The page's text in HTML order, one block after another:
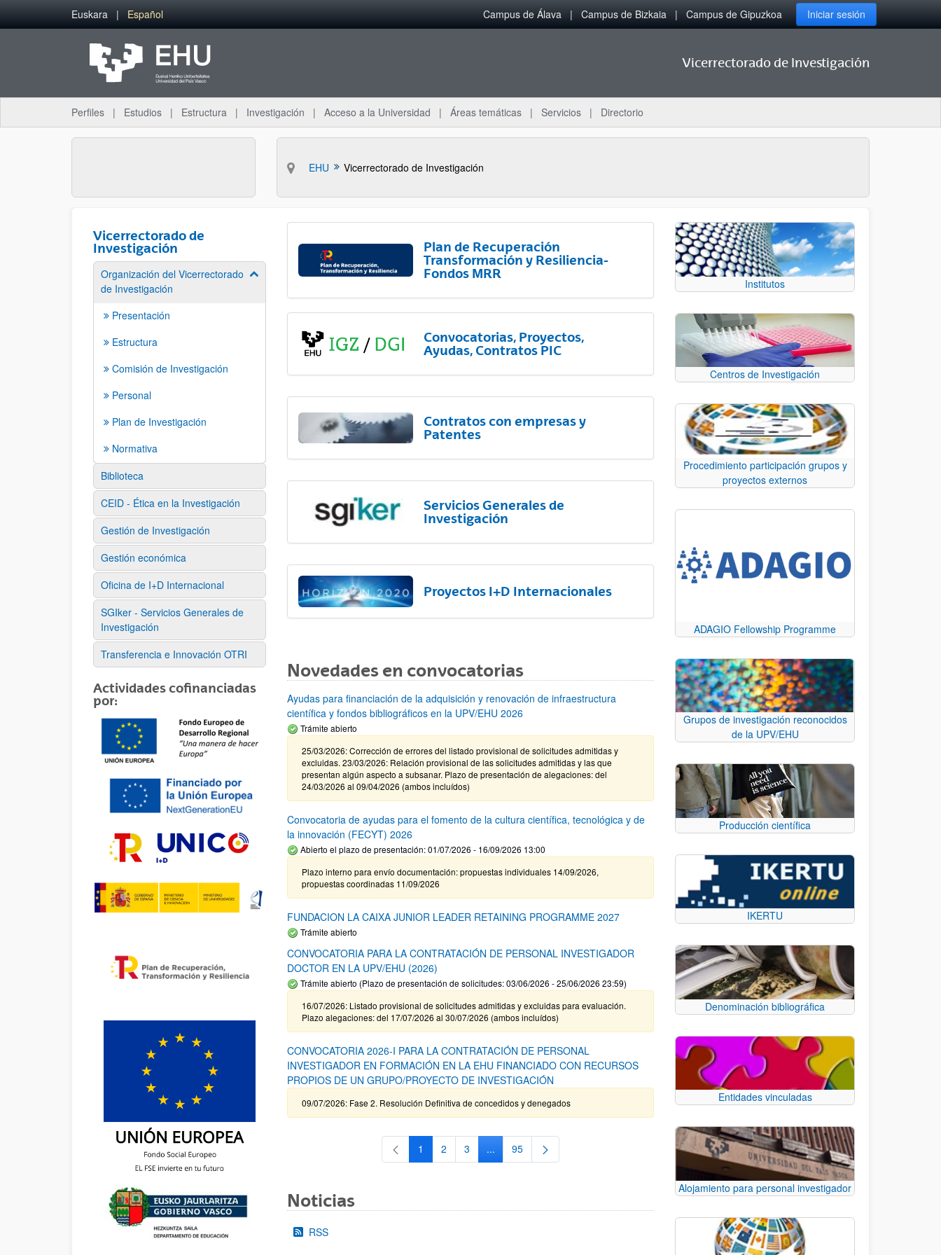
Saltar al contenido principal
Euskara Español Campus de Álava Campus de Bizkaia Campus de Gipuzkoa Iniciar sesión
Vicerrectorado de Investigación
Perfiles Estudios Estructura Investigación Acceso a la Universidad Áreas temáticas Servicios Directorio
EHU Vicerrectorado de Investigación
Vicerrectorado de
Investigación
Organización del Vicerrectorado
de Investigación
Mostrar/ocultar subpáginas
Presentación
Estructura
Comisión de Investigación
Personal
Plan de Investigación
Normativa
Biblioteca
CEID - Ética en la Investigación
Gestión de Investigación
Gestión económica
Oficina de I+D Internacional
SGIker - Servicios Generales de
Investigación
Transferencia e Innovación OTRI
Actividades cofinanciadas
por:
Plan de Recuperación
Transformación y Resiliencia-
Fondos MRR
Convocatorias, Proyectos,
Ayudas, Contratos PIC
Contratos con empresas y
Patentes
Servicios Generales de
Investigación
Proyectos I+D Internacionales
Novedades en convocatorias
Ayudas para financiación de la adquisición y renovación de infraestructura
científica y fondos bibliográficos en la UPV/EHU 2026
Trámite abierto
25/03/2026: Corrección de errores del listado provisional de solicitudes admitidas y
excluidas. 23/03/2026: Relación provisional de las solicitudes admitidas y las que
presentan algún aspecto a subsanar. Plazo de presentación de alegaciones: del
24/03/2026 al 09/04/2026 (ambos incluídos)
Convocatoria de ayudas para el fomento de la cultura científica, tecnológica y de
la innovación (FECYT) 2026
Abierto el plazo de presentación: 01/07/2026 - 16/09/2026 13:00
Plazo interno para envío documentación: propuestas individuales 14/09/2026,
propuestas coordinadas 11/09/2026
FUNDACION LA CAIXA JUNIOR LEADER RETAINING PROGRAMME 2027
Trámite abierto
CONVOCATORIA PARA LA CONTRATACIÓN DE PERSONAL INVESTIGADOR
DOCTOR EN LA UPV/EHU (2026)
Trámite abierto (Plazo de presentación de solicitudes: 03/06/2026 - 25/06/2026 23:59)
16/07/2026: Listado provisional de solicitudes admitidas y excluidas para evaluación.
Plazo alegaciones: del 17/07/2026 al 30/07/2026 (ambos incluídos)
CONVOCATORIA 2026-I PARA LA CONTRATACIÓN DE PERSONAL
INVESTIGADOR EN FORMACIÓN EN LA EHU FINANCIADO CON RECURSOS
PROPIOS DE UN GRUPO/PROYECTO DE INVESTIGACIÓN
09/07/2026: Fase 2. Resolución Definitiva de concedidos y denegados
Página
1 Página
2 Página
3 ...Páginas intermedias Use TAB para desplazarse.
Página
95
Noticias
RSS
Institutos
Centros de Investigación
Procedimiento participación grupos y
proyectos externos
ADAGIO Fellowship Programme
Grupos de investigación reconocidos
de la UPV/EHU
Producción científica
IKERTU
Denominación bibliográfica
Entidades vinculadas
Alojamiento para personal investigador